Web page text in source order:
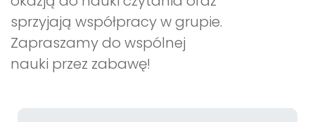
sprzyjają współpracy w grupie.
Zapraszamy do wspólnej
nauki przez zabawę!